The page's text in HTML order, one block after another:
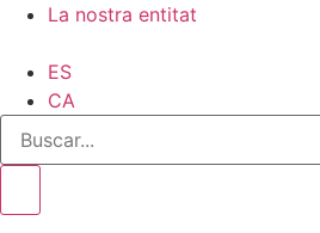
La nostra entitat
ES
CA